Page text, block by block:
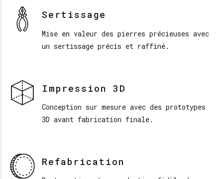
Sertissage
Mise en valeur des pierres précieuses avec
un sertissage précis et raffiné.
Impression 3D
Conception sur mesure avec des prototypes
3D avant fabrication finale.
Refabrication